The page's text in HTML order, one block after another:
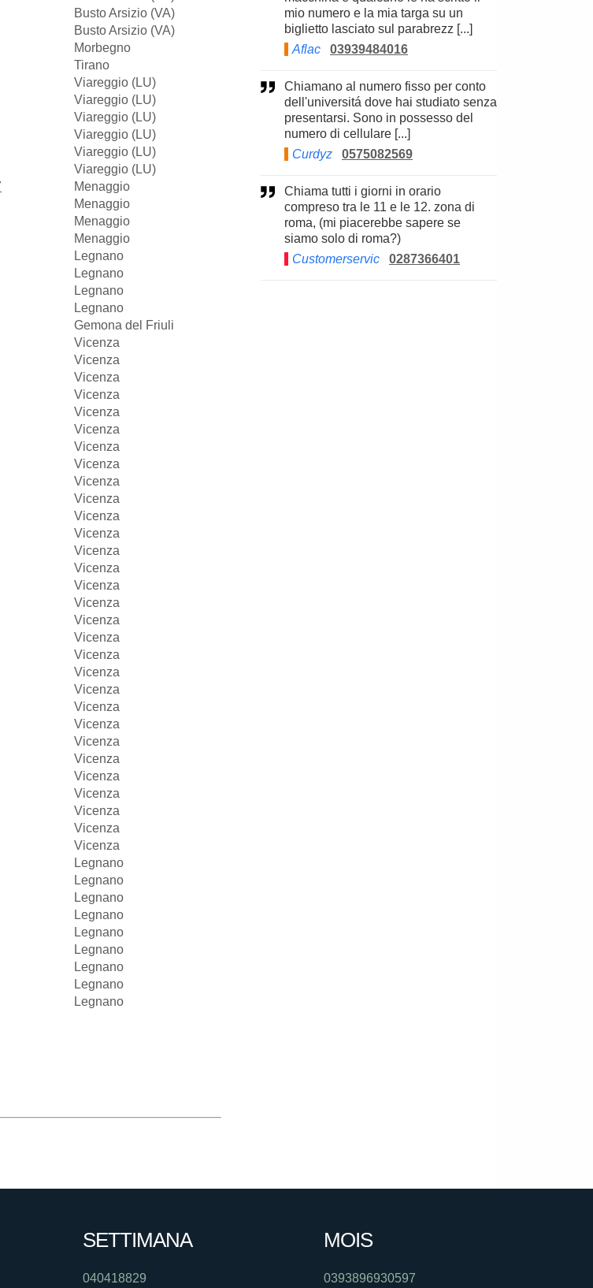
Busto Arsizio (VA)
Busto Arsizio (VA)
Morbegno
Tirano
Viareggio (LU)
Viareggio (LU)
Viareggio (LU)
Viareggio (LU)
Viareggio (LU)
Viareggio (LU)
Menaggio
Menaggio
Menaggio
Menaggio
Legnano
Legnano
Legnano
Legnano
Gemona del Friuli
Vicenza
Vicenza
Vicenza
Vicenza
Vicenza
Vicenza
Vicenza
Vicenza
Vicenza
Vicenza
Vicenza
Vicenza
Vicenza
Vicenza
Vicenza
Vicenza
Vicenza
Vicenza
Vicenza
Vicenza
Vicenza
Vicenza
Vicenza
Vicenza
Vicenza
Vicenza
Vicenza
Vicenza
Vicenza
Vicenza
Legnano
Legnano
Legnano
Legnano
Legnano
Legnano
Legnano
Legnano
Legnano
mio numero e la mia targa su un
biglietto lasciato sul parabrezz [...]
Aflac
03939484016
Chiamano al numero fisso per conto
dell'universitá dove hai studiato senza
presentarsi. Sono in possesso del
numero di cellulare [...]
Curdyz
0575082569
Chiama tutti i giorni in orario
compreso tra le 11 e le 12. zona di
roma, (mi piacerebbe sapere se
siamo solo di roma?)
Customerservic
0287366401
SETTIMANA
040418829
MOIS
0393896930597